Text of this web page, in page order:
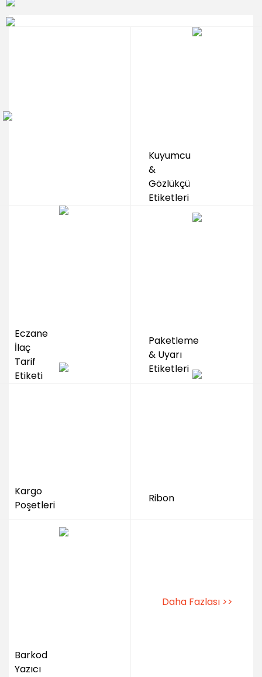
Kuyumcu
&
Gözlükçü
Etiketleri
Eczane
İlaç
Tarif
Etiketi
Paketleme
& Uyarı
Etiketleri
Kargo
Poşetleri
Ribon
Barkod
Yazıcı
Daha Fazlası >>